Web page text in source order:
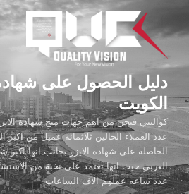
المحتوى
دليل الحصول على
الكويت
كواليتي فيجن من اهم جهات منح شهادة
عدد العملاء الحالين ثلاثمائة عميل من
الحاصله على شهادة الايزو بجانب انها اكبر
العربي حيث انها تعتمد على نخبة من
عدد ساعه عملهم الاف الساعات